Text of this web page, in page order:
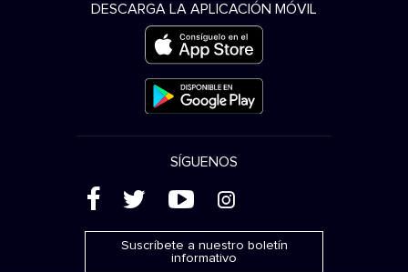
DESCARGA LA APLICACIÓN MÓVIL
SÍGUENOS
( ' + &
Suscríbete a nuestro boletín
informativo